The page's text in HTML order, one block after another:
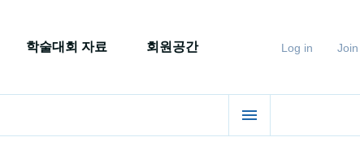
학술대회 자료 회원공간 Join
Log in